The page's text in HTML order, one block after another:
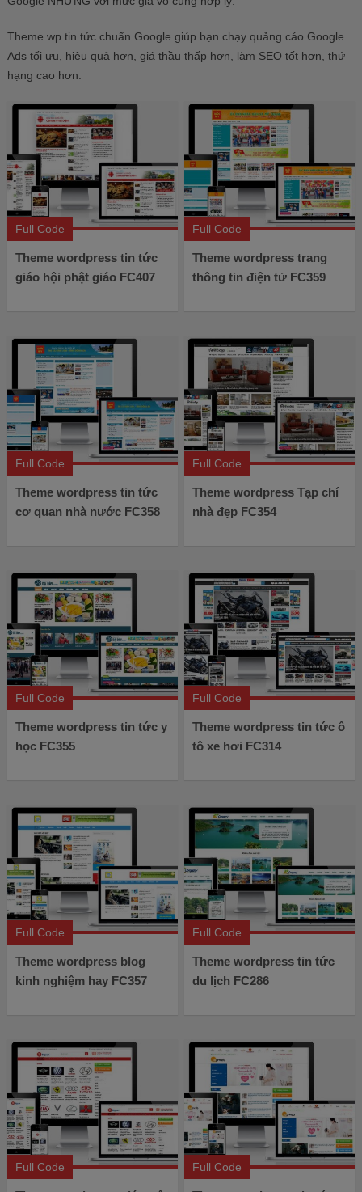
Theme wp tin tức chuẩn Google giúp bạn chạy quảng cáo Google
Ads tối ưu, hiệu quả hơn, giá thầu thấp hơn, làm SEO tốt hơn, thứ
hạng cao hơn.
Full Code
Theme wordpress tin tức
giáo hội phật giáo FC407
Full Code
Theme wordpress trang
thông tin điện tử FC359
Full Code
Theme wordpress tin tức
cơ quan nhà nước FC358
Full Code
Theme wordpress Tạp chí
nhà đẹp FC354
Full Code
Theme wordpress tin tức y
học FC355
Full Code
Theme wordpress tin tức ô
tô xe hơi FC314
Full Code
Theme wordpress blog
kinh nghiệm hay FC357
Full Code
Theme wordpress tin tức
du lịch FC286
Full Code Full Code